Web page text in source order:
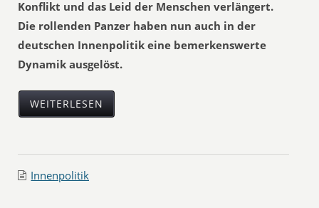
Konflikt und das Leid der Menschen verlängert.
Die rollenden Panzer haben nun auch in der
deutschen Innenpolitik eine bemerkenswerte
Dynamik ausgelöst.
WEITERLESEN
Innenpolitik